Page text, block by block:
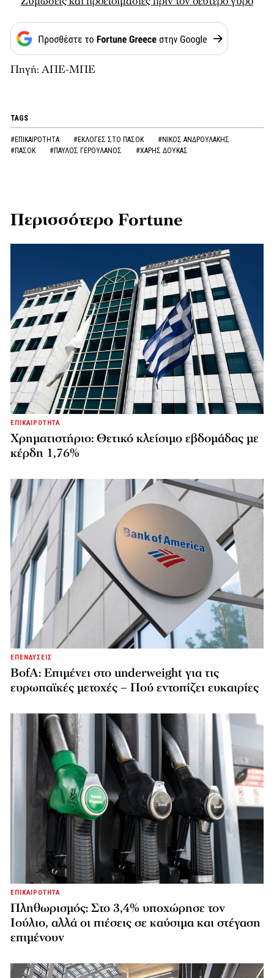
Πηγή: ΑΠΕ-ΜΠΕ
TAGS
#ΕΠΙΚΑΙΡΟΤΗΤΑ #ΕΚΛΟΓΕΣ ΣΤΟ ΠΑΣΟΚ
#ΝΙΚΟΣ ΑΝΔΡΟΥΛΑΚΗΣ
#ΠΑΣΟΚ
#ΠΑΥΛΟΣ ΓΕΡΟΥΛΑΝΟΣ #ΧΑΡΗΣ ΔΟΥΚΑΣ
Περισσότερο Fortune
ΕΠΙΚΑΙΡΟΤΗΤΑ
Χρηματιστήριο: Θετικό κλείσιμο εβδομάδας με
κέρδη 1,76%
ΕΠΕΝΔΥΣΕΙΣ
BofA: Επιμένει στο underweight για τις
ευρωπαϊκές μετοχές – Πού εντοπίζει ευκαιρίες
ΕΠΙΚΑΙΡΟΤΗΤΑ
Πληθωρισμός: Στο 3,4% υποχώρησε τον
Ιούλιο, αλλά οι πιέσεις σε καύσιμα και στέγαση
επιμένουν